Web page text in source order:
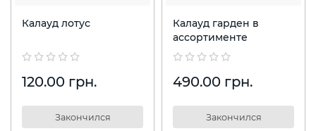
Калауд лотус
120.00 грн.
Закончился
Калауд гарден в
ассортименте
490.00 грн.
Закончился